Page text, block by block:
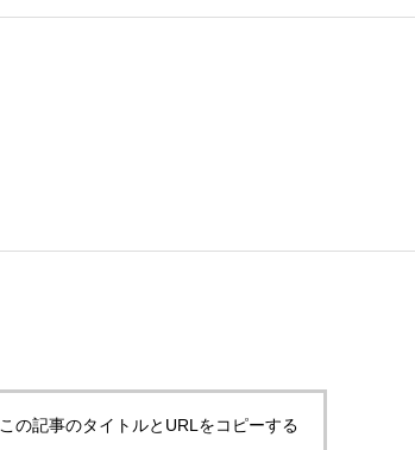
この記事のタイトルとURLをコピーする